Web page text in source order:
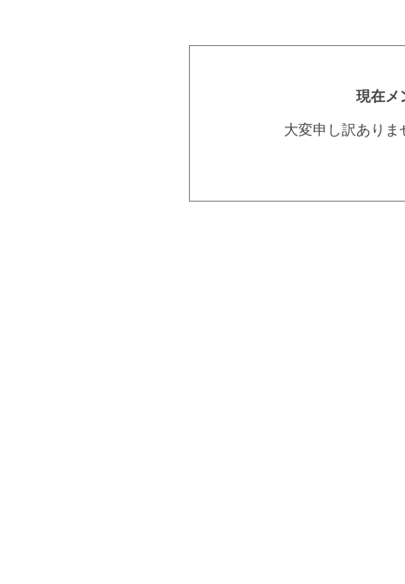
現在メ
大変申し訳あり